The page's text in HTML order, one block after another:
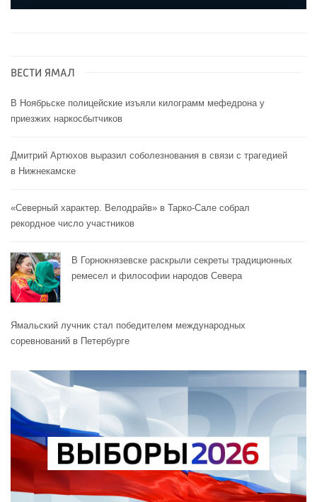
ВЕСТИ ЯМАЛ
В Ноябрьске полицейские изъяли килограмм мефедрона у
приезжих наркосбытчиков
Дмитрий Артюхов выразил соболезнования в связи с трагедией
в Нижнекамске
«Северный характер. Велодрайв» в Тарко-Сале собрал
рекордное число участников
В Горнокнязевске раскрыли секреты традиционных
ремесел и философии народов Севера
Ямальский лучник стал победителем международных
соревнований в Петербурге